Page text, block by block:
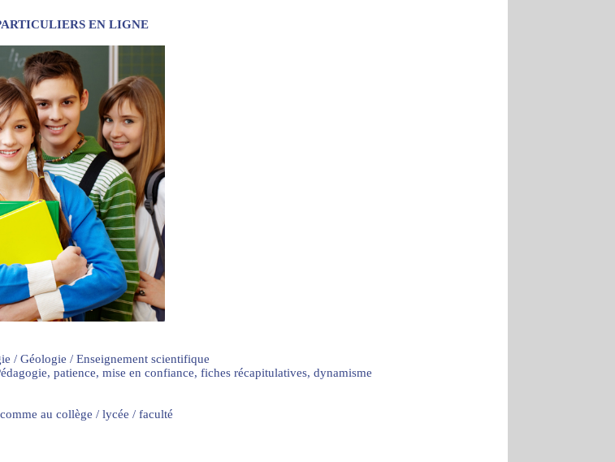
EN LIGNE
/ Géologie / Enseignement scientifique
patience, mise en confiance, fiches récapitulatives, dynamisme
au collège / lycée / faculté